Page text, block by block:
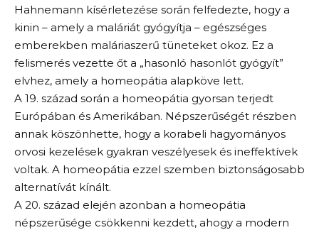
Hahnemann kísérletezése során felfedezte, hogy a
kinin – amely a maláriát gyógyítja – egészséges
emberekben maláriaszerű tüneteket okoz. Ez a
felismerés vezette őt a „hasonló hasonlót gyógyít”
elvhez, amely a homeopátia alapköve lett.
A 19. század során a homeopátia gyorsan terjedt
Európában és Amerikában. Népszerűségét részben
annak köszönhette, hogy a korabeli hagyományos
orvosi kezelések gyakran veszélyesek és ineffektívek
voltak. A homeopátia ezzel szemben biztonságosabb
alternatívát kínált.
A 20. század elején azonban a homeopátia
népszerűsége csökkenni kezdett, ahogy a modern